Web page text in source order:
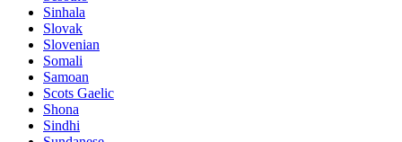
Sinhala
Slovak
Slovenian
Somali
Samoan
Scots Gaelic
Shona
Sindhi